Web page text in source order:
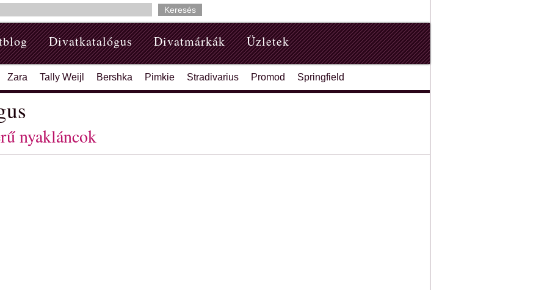
Divatkatalógus Divatmárkák Üzletek
Zara Tally Weijl Bershka Pimkie Stradivarius Promod Springfield
nyakláncok